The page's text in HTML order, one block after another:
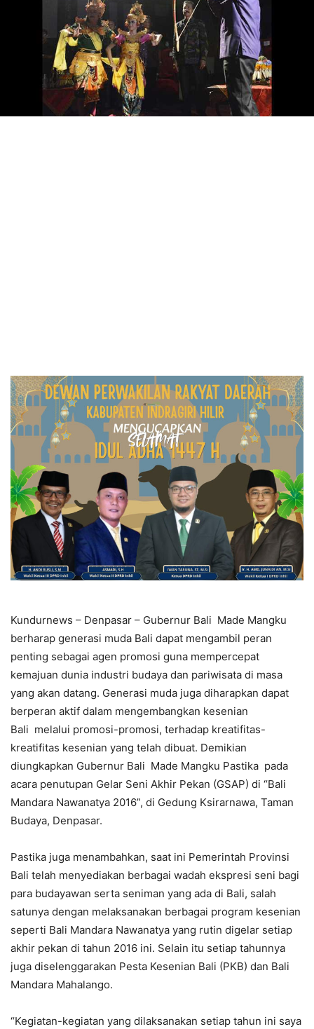
Kundurnews – Denpasar – Gubernur Bali Made Mangku
berharap generasi muda Bali dapat mengambil peran
penting sebagai agen promosi guna mempercepat
kemajuan dunia industri budaya dan pariwisata di masa
yang akan datang. Generasi muda juga diharapkan dapat
berperan aktif dalam mengembangkan kesenian
Bali melalui promosi-promosi, terhadap kreatifitas-
kreatifitas kesenian yang telah dibuat. Demikian
diungkapkan Gubernur Bali Made Mangku Pastika pada
acara penutupan Gelar Seni Akhir Pekan (GSAP) di “Bali
Mandara Nawanatya 2016”, di Gedung Ksirarnawa, Taman
Budaya, Denpasar.
Pastika juga menambahkan, saat ini Pemerintah Provinsi
Bali telah menyediakan berbagai wadah ekspresi seni bagi
para budayawan serta seniman yang ada di Bali, salah
satunya dengan melaksanakan berbagai program kesenian
seperti Bali Mandara Nawanatya yang rutin digelar setiap
akhir pekan di tahun 2016 ini. Selain itu setiap tahunnya
juga diselenggarakan Pesta Kesenian Bali (PKB) dan Bali
Mandara Mahalango.
“Kegiatan-kegiatan yang dilaksanakan setiap tahun ini saya